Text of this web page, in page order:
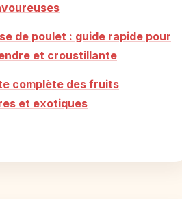
de poulet : guide rapide pour
et croustillante
complète des fruits
et exotiques